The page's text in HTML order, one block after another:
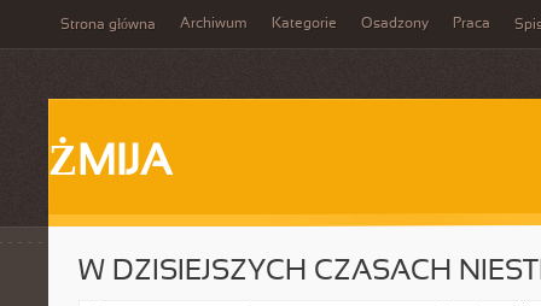
Strona główna Archiwum Kategorie Osadzony Praca
ŻMIJA
W DZISIEJSZYCH CZASACH